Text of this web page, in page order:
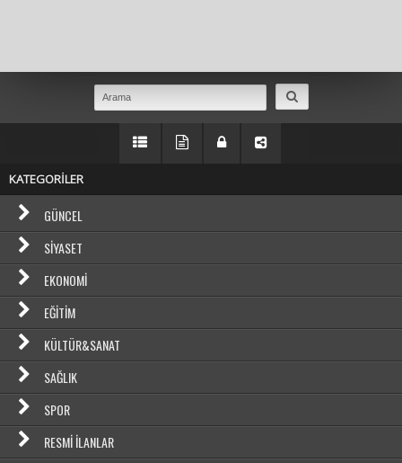
KATEGORİLER
GÜNCEL
SIYASET
EKONOMI
EĞITIM
KÜLTÜR&SANAT
SAĞLIK
SPOR
RESMI İLANLAR